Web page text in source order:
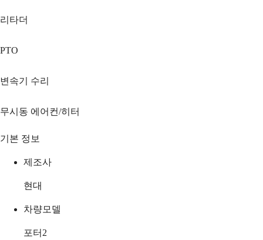
리타더
PTO
변속기 수리
무시동 에어컨/히터
기본 정보
제조사
현대
차량모델
포터2